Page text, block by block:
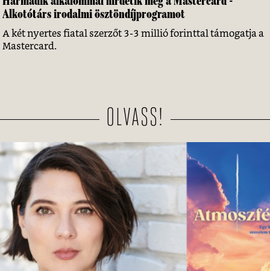
Alkotótárs irodalmi ösztöndíjprogramot
A két nyertes fiatal szerzőt 3-3 millió forinttal támogatja a
Mastercard.
OLVASS!